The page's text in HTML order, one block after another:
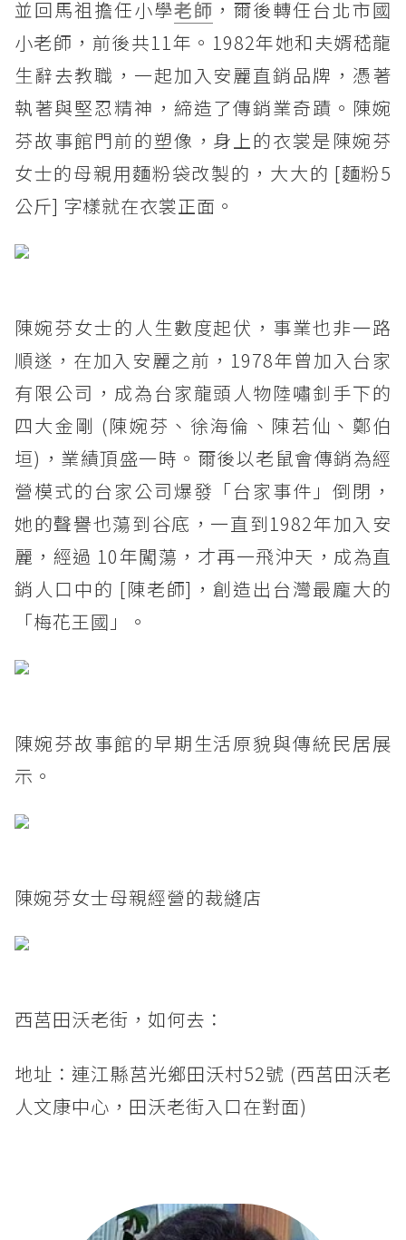
並回馬祖擔任小學老師 ，爾後轉任台北市國
小老師，前後共11年。1982年她和夫婿嵇龍
生辭去教職，一起加入安麗直銷品牌，憑著
執著與堅忍精神，締造了傳銷業奇蹟。陳婉
芬故事館門前的塑像，身上的衣裳是陳婉芬
女士的母親用麵粉袋改製的，大大的 [麵粉5
公斤] 字樣就在衣裳正面。
陳婉芬女士的人生數度起伏，事業也非一路
順遂，在加入安麗之前，1978年曾加入台家
有限公司，成為台家龍頭人物陸嘯釗手下的
四大金剛 (陳婉芬、徐海倫、陳若仙、鄭伯
垣)，業績頂盛一時。爾後以老鼠會傳銷為經
營模式的台家公司爆發「台家事件」倒閉，
她的聲譽也蕩到谷底，一直到1982年加入安
麗，經過 10年闖蕩，才再一飛沖天，成為直
銷人口中的 [陳老師]，創造出台灣最龐大的
「梅花王國」。
陳婉芬故事館的早期生活原貌與傳統民居展
示。
陳婉芬女士母親經營的裁縫店
西莒田沃老街，如何去：
地址：連江縣莒光鄉田沃村52號 (西莒田沃老
人文康中心，田沃老街入口在對面)